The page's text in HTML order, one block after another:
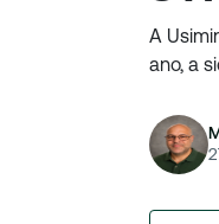
A
ano, a